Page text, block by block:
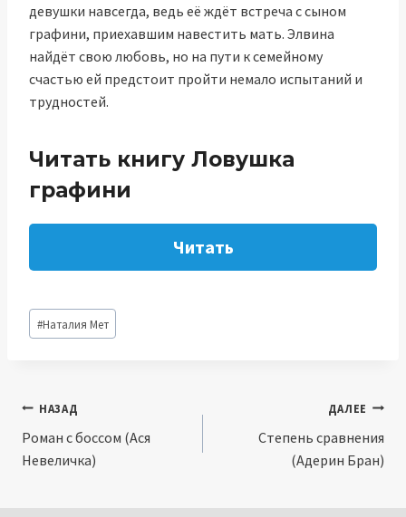
девушки навсегда, ведь её ждёт встреча с сыном
графини, приехавшим навестить мать. Элвина
найдёт свою любовь, но на пути к семейному
счастью ей предстоит пройти немало испытаний и
трудностей.
Читать книгу Ловушка
графини
Читать
Метки
записи:
#Наталия Мет
Навигация
по
НАЗАД
Роман с боссом (Ася
Невеличка)
ДАЛЕЕ
Степень сравнения
(Адерин Бран)